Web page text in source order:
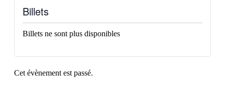
Billets
Billets ne sont plus disponibles
Cet évènement est passé.